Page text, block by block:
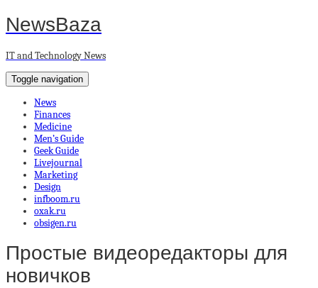
NewsBaza
IT and Technology News
Toggle navigation
News
Finances
Medicine
Men’s Guide
Geek Guide
Livejournal
Marketing
Design
infboom.ru
oxak.ru
obsigen.ru
Простые видеоредакторы для
новичков